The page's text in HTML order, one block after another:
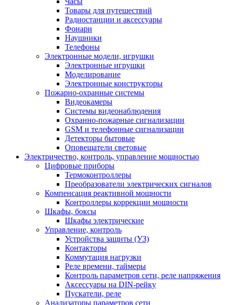
Товары для путешествий
Радиостанции и аксессуары
Фонари
Наушники
Телефоны
Электронные модели, игрушки
Электронные игрушки
Моделирование
Электронные конструкторы
Пожарно-охранные системы
Видеокамеры
Системы видеонаблюдения
Охранно-пожарные сигнализации
GSM и телефонные сигнализации
Детекторы бытовые
Оповещатели световые
Электричество, контроль, управление мощностью
Цифровые приборы
Термоконтроллеры
Преобразователи электрических сигналов
Компенсация реактивной мощности
Контроллеры коррекции мощности
Шкафы, боксы
Шкафы электрические
Управление, контроль
Устройства защиты (УЗ)
Контакторы
Коммутация нагрузки
Реле времени, таймеры
Контроль параметров сети, реле напряжения
Аксессуары на DIN-рейку
Пускатели, реле
Анализаторы параметров сети